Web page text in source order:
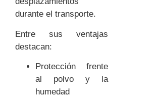
durante el transporte.
Entre sus ventajas
destacan:
Protección frente
al polvo y la
humedad